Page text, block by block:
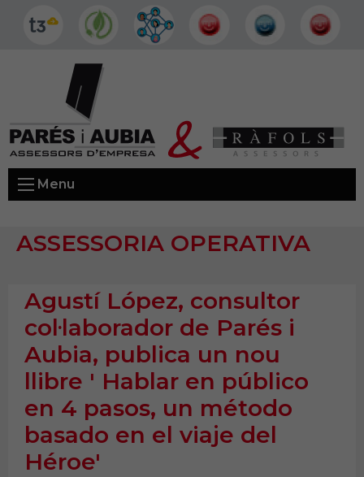
Menu
ASSESSORIA OPERATIVA
Agustí López, consultor
col·laborador de Parés i
Aubia, publica un nou
llibre ' Hablar en público
en 4 pasos, un método
basado en el viaje del
Héroe'